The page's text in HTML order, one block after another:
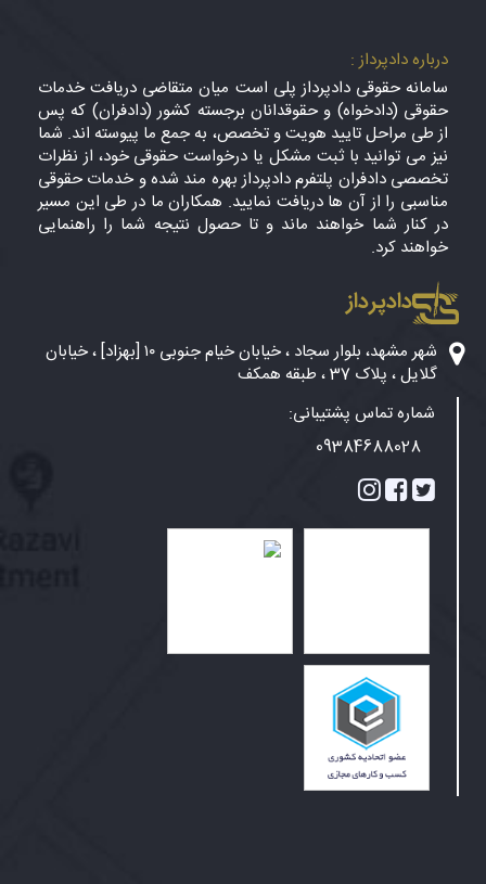
درباره دادپرداز :
سامانه حقوقی دادپرداز پلی است میان متقاضی دریافت خدمات
حقوقی (دادخواه) و حقوقدانان برجسته کشور (دادفران) که پس
از طی مراحل تایید هویت و تخصص، به جمع ما پیوسته اند. شما
نیز می توانید با ثبت مشکل یا درخواست حقوقی خود، از نظرات
تخصصی دادفران پلتفرم دادپرداز بهره مند شده و خدمات حقوقی
مناسبی را از آن ها دریافت نمایید. همکاران ما در طی این مسیر
در کنار شما خواهند ماند و تا حصول نتیجه شما را راهنمایی
خواهند کرد.
دادپرداز
شهر مشهد، بلوار سجاد ، خیابان خیام جنوبی ۱۰ [بهزاد] ، خیابان
گلایل ، پلاک 37 ، طبقه همکف
شماره تماس پشتیبانی:
09384688028